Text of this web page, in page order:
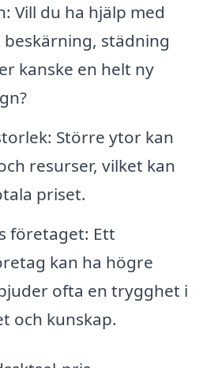
Vill du ha hjälp med
städning
kanske en helt ny
Större ytor kan
resurser, vilket kan
priset.
företaget: Ett
kan ha högre
ofta en trygghet i
och kunskap.